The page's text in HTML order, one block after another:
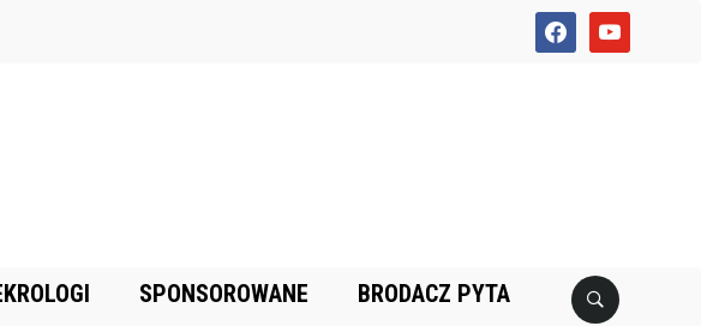
facebookyoutube
SPONSOROWANE BRODACZ PYTA